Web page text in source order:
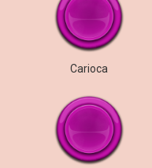
Carioca